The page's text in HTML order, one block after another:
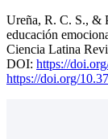
Ureña, R. C. S., &
educación
Ciencia Latina
DOI: https://
https://doi.org/